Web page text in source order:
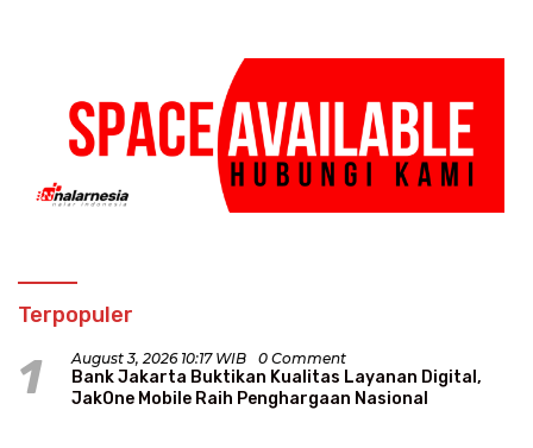
Terpopuler
1 August 3, 2026 10:17 WIB 0 Comment
Bank Jakarta Buktikan Kualitas Layanan Digital,
JakOne Mobile Raih Penghargaan Nasional